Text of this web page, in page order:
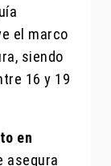
el marco
siendo
16 y 19
en
asegura